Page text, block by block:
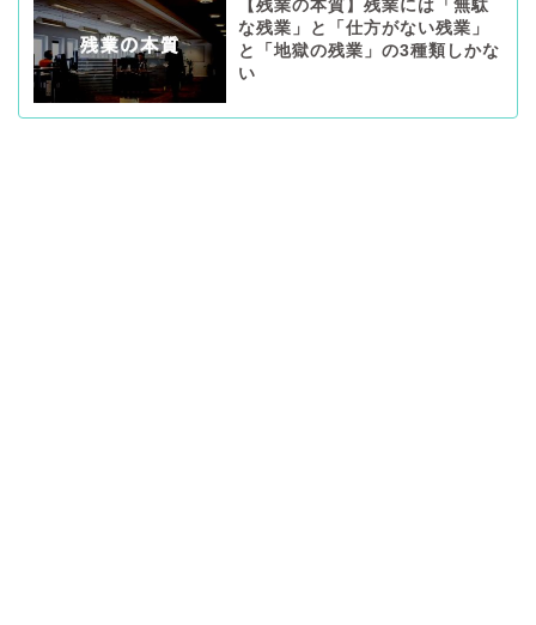
【残業の本質】残業には「無駄
な残業」と「仕方がない残業」
と「地獄の残業」の3種類しかな
い